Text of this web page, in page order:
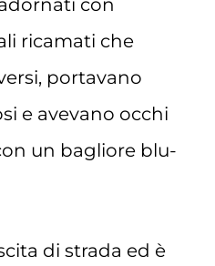
con
ricamati che
portavano
e avevano occhi
un bagliore blu-
di strada ed è